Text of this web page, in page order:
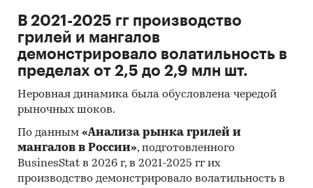
Проведение интервью под легендой с
участниками рынка, занимающимися
производством и реализацией исследуемой
Прочие источники
Категории: Россия
Подгузники
Подгузники для взрослых
В 2021-2025 гг производство
грилей и мангалов
демонстрировало волатильность в
пределах от 2,5 до 2,9 млн шт.
Неровная динамика была обусловлена чередой
рыночных шоков.
По данным «Анализа рынка грилей и
мангалов в России», подготовленного
BusinesStat в 2026 г, в 2021-2025 гг их
производство демонстрировало волатильность в